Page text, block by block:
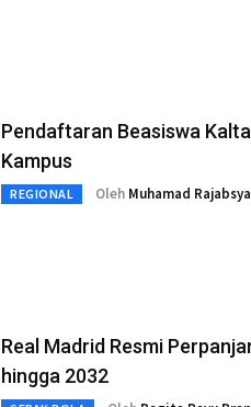
Pendaftaran Beasiswa
Kampus
REGIONAL Oleh Muhamad
Real Madrid Resmi
hingga 2032